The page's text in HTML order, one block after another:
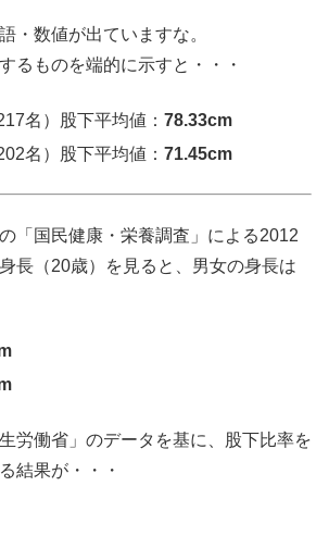
・数値が出ていますな。
るものを端的に示すと・・・
名）股下平均値：78.33cm
名）股下平均値：71.45cm
「国民健康・栄養調査」による2012
長（20歳）を見ると、男女の身長は
労働省」のデータを基に、股下比率を
結果が・・・